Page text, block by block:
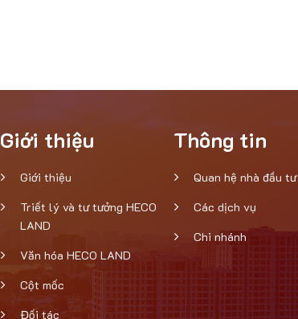
Giới thiệu
Giới thiệu
Triết lý và tư tưởng HECO
LAND
Văn hóa HECO LAND
Cột mốc
Đối tác
Thông tin
Quan hệ nhà đầu tư
Các dịch vụ
Chi nhánh